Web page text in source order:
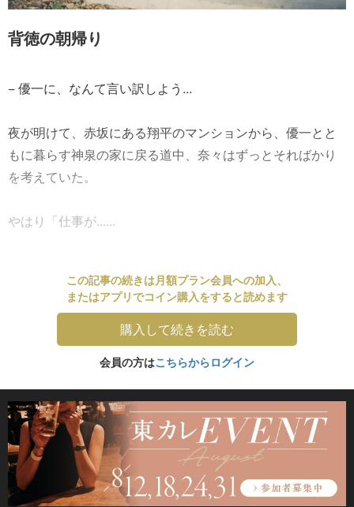
背徳の朝帰り
− 優一に、なんて言い訳しよう...
夜が明けて、赤坂にある翔平のマンションから、優一とと
もに暮らす神泉の家に戻る道中、奈々はずっとそればかり
を考えていた。
やはり「仕事が......
この記事の続きは月額プラン会員への加入、
またはアプリでコイン購入をすると読めます
購入して続きを読む
会員の方はこちらからログイン